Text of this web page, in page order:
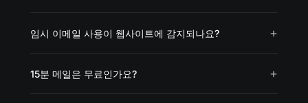
임시 이메일 사용이 웹사이트에 감지되나요?
15분 메일은 무료인가요?